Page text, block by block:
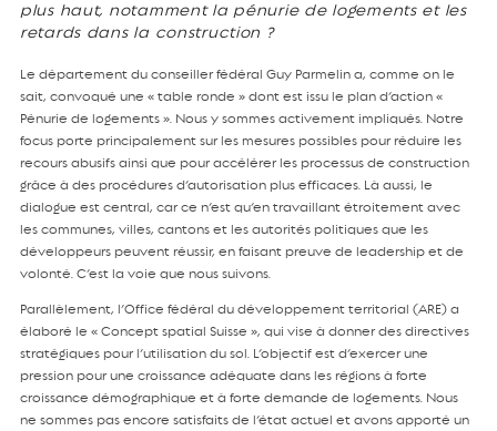
plus haut, notamment la pénurie de logements et les
retards dans la construction ?
Le département du conseiller fédéral Guy Parmelin a, comme on le
sait, convoqué une « table ronde » dont est issu le plan d’action «
Pénurie de logements ». Nous y sommes activement impliqués. Notre
focus porte principalement sur les mesures possibles pour réduire les
recours abusifs ainsi que pour accélérer les processus de construction
grâce à des procédures d’autorisation plus efficaces. Là aussi, le
dialogue est central, car ce n’est qu’en travaillant étroitement avec
les communes, villes, cantons et les autorités politiques que les
développeurs peuvent réussir, en faisant preuve de leadership et de
volonté. C’est la voie que nous suivons.
Parallèlement, l’Office fédéral du développement territorial (ARE) a
élaboré le « Concept spatial Suisse », qui vise à donner des directives
stratégiques pour l’utilisation du sol. L’objectif est d’exercer une
pression pour une croissance adéquate dans les régions à forte
croissance démographique et à forte demande de logements. Nous
ne sommes pas encore satisfaits de l’état actuel et avons apporté un